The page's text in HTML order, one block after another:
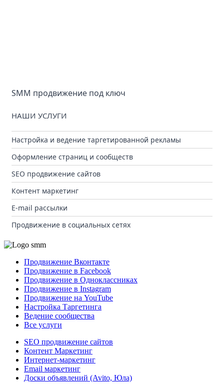
SMM продвижение под ключ
НАШИ УСЛУГИ
Настройка и ведение таргетированной рекламы
Оформление страниц и сообществ
SEO продвижение сайтов
Контент маркетинг
E-mail рассылки
Продвижение в социальных сетях
Продвижение Вконтакте
Продвижение в Facebook
Продвижение в Одноклассниках
Продвижение в Instagram
Продвижение на YouTube
Настройка Таргетинга
Ведение сообщества
Все услуги
SEO продвижение сайтов
Контент Маркетинг
Интернет-маркетинг
Email маркетинг
Доски объявлений (Avito, Юла)